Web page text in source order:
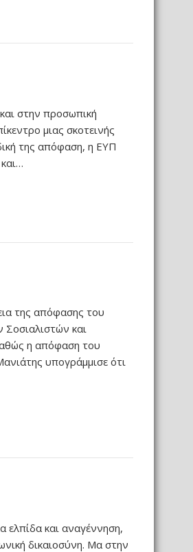
στην προσωπική
μιας σκοτεινής
της απόφαση, η ΕΥΠ
της απόφασης του
και
η απόφαση του
υπογράμμισε ότι
και αναγέννηση,
δικαιοσύνη. Μα στην